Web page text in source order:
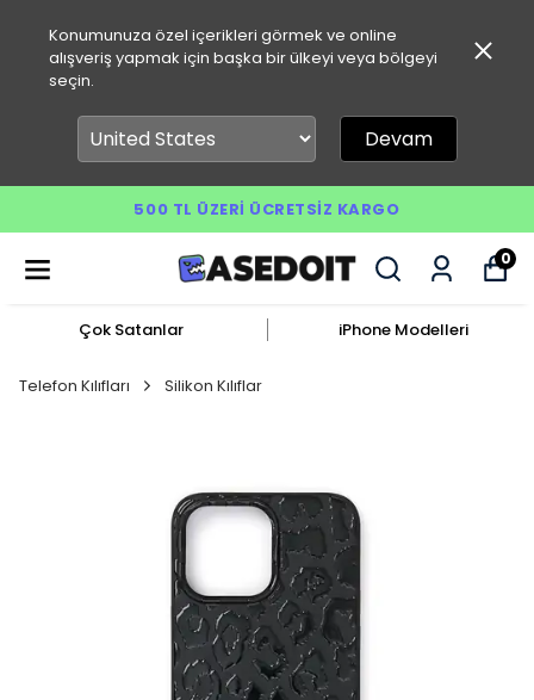
Konumunuza özel içerikleri görmek ve online
alışveriş yapmak için başka bir ülkeyi veya bölgeyi
seçin.
Devam
500 TL ÜZERI ÜCRETSIZ KARGO
0
Çok Satanlar iPhone Modelleri
Telefon Kılıfları Silikon Kılıflar